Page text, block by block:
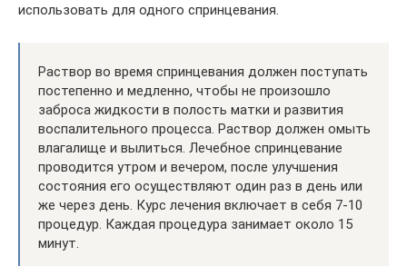
использовать для одного спринцевания.
Раствор во время спринцевания должен поступать
постепенно и медленно, чтобы не произошло
заброса жидкости в полость матки и развития
воспалительного процесса. Раствор должен омыть
влагалище и вылиться. Лечебное спринцевание
проводится утром и вечером, после улучшения
состояния его осуществляют один раз в день или
же через день. Курс лечения включает в себя 7-10
процедур. Каждая процедура занимает около 15
минут.